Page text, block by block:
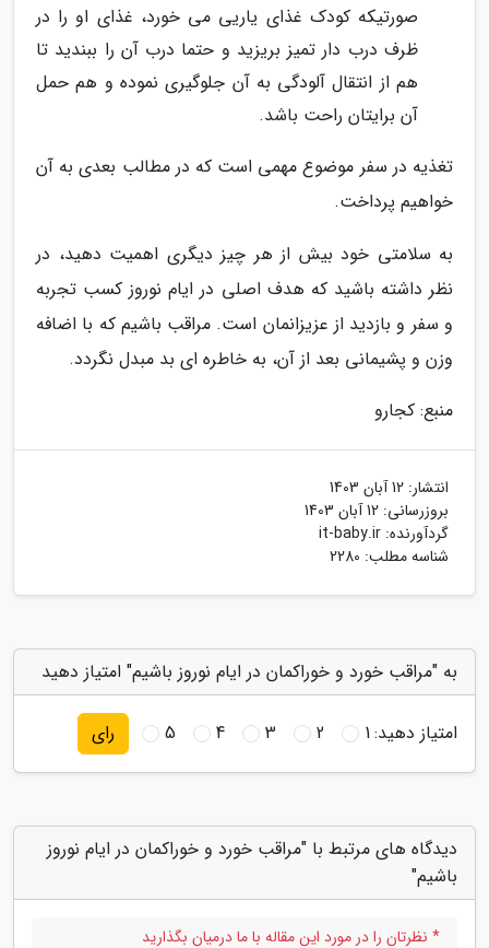
صورتیکه کودک غذای یاریی می خورد، غذای او را در
ظرف درب دار تمیز بریزید و حتما درب آن را ببندید تا
هم از انتقال آلودگی به آن جلوگیری نموده و هم حمل
آن برایتان راحت باشد.
تغذیه در سفر موضوع مهمی است که در مطالب بعدی به آن
خواهیم پرداخت.
به سلامتی خود بیش از هر چیز دیگری اهمیت دهید، در
نظر داشته باشید که هدف اصلی در ایام نوروز کسب تجربه
و سفر و بازدید از عزیزانمان است. مراقب باشیم که با اضافه
وزن و پشیمانی بعد از آن، به خاطره ای بد مبدل نگردد.
منبع: کجارو
انتشار: 12 آبان 1403
بروزرسانی: 12 آبان 1403
گردآورنده: it-baby.ir
شناسه مطلب: 2280
به "مراقب خورد و خوراکمان در ایام نوروز باشیم" امتیاز دهید
امتیاز دهید:1
2
3
4
5 رای
دیدگاه های مرتبط با "مراقب خورد و خوراکمان در ایام نوروز
باشیم"
* نظرتان را در مورد این مقاله با ما درمیان بگذارید